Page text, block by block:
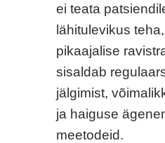
ei teata
lähitulevikus
pikaajalise
sisaldab
jälgimist,
ja haiguse
meetodeid.